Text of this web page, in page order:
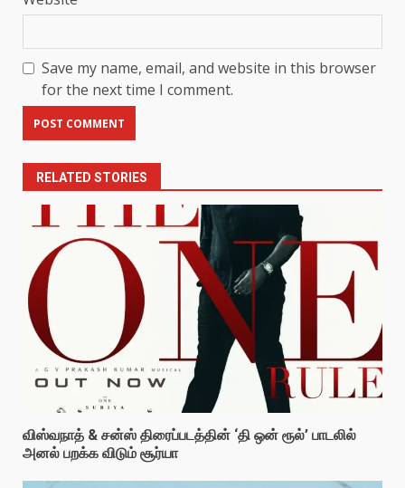
Save my name, email, and website in this browser
for the next time I comment.
RELATED STORIES
விஸ்வநாத் & சன்ஸ் திரைப்படத்தின் ‘தி ஒன் ரூல்’ பாடலில்
அனல் பறக்க விடும் சூர்யா